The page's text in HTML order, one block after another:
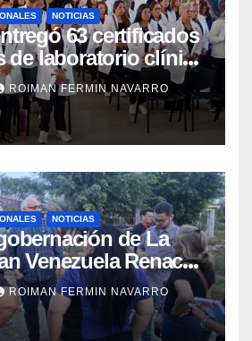
NOTICIAS
63 certificados
de laboratorio clínico
respaldo legal y
ROIMAN FERMIN NAVARRO
NOTICIAS
de La
Venezuela Renace
integral
El Niño y
ROIMAN FERMIN NAVARRO